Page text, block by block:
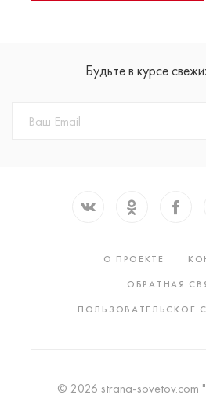
Будьте в курсе
О ПРОЕКТЕ
ОБРАТНАЯ
ПОЛЬЗОВАТЕЛЬСКОЕ
© 2026 strana-sovetov.com